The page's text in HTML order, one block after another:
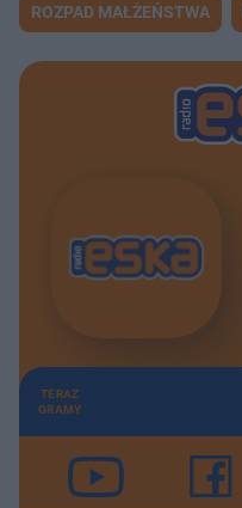
ROZPAD MAŁŻEŃSTWA
TERAZ
GRAMY